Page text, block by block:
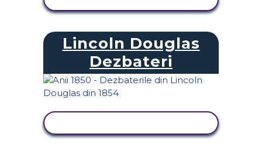
Lincoln Douglas
Dezbateri